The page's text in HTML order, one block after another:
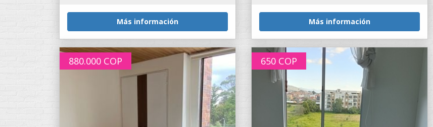
Más información Más información
880.000 COP 650 COP